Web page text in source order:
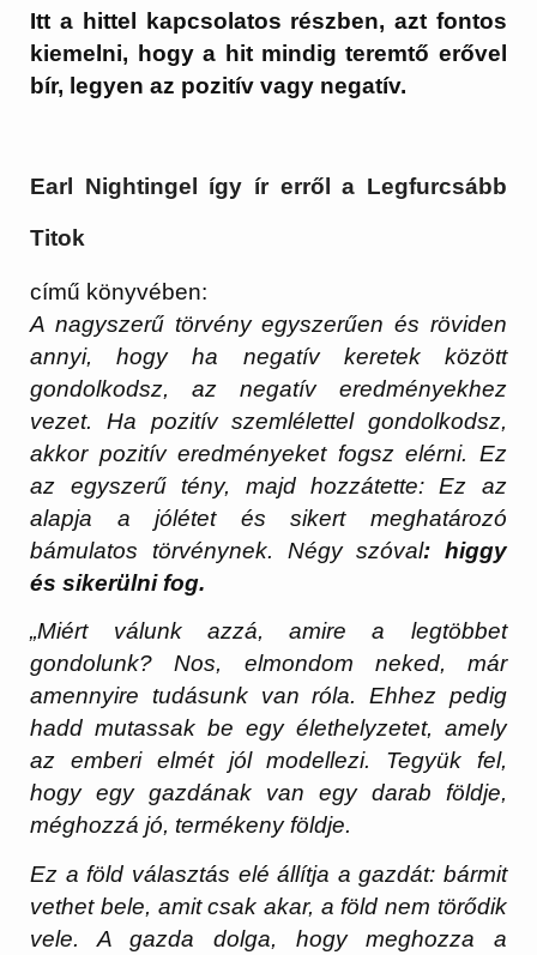
Itt a hittel kapcsolatos részben, azt fontos
kiemelni, hogy a hit mindig teremtő erővel
bír, legyen az pozitív vagy negatív.
Earl Nightingel így ír erről a Legfurcsább
Titok
című könyvében:
A nagyszerű törvény egyszerűen és röviden
annyi, hogy ha negatív keretek között
gondolkodsz, az negatív eredményekhez
vezet. Ha pozitív szemlélettel gondolkodsz,
akkor pozitív eredményeket fogsz elérni. Ez
az egyszerű tény, majd hozzátette: Ez az
alapja a jólétet és sikert meghatározó
bámulatos törvénynek. Négy szóval: higgy
és sikerülni fog.
„Miért válunk azzá, amire a legtöbbet
gondolunk? Nos, elmondom neked, már
amennyire tudásunk van róla. Ehhez pedig
hadd mutassak be egy élethelyzetet, amely
az emberi elmét jól modellezi. Tegyük fel,
hogy egy gazdának van egy darab földje,
méghozzá jó, termékeny földje.
Ez a föld választás elé állítja a gazdát: bármit
vethet bele, amit csak akar, a föld nem törődik
vele. A gazda dolga, hogy meghozza a